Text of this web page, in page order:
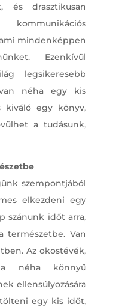
és drasztikusan
mindenképpen
Ezenkívül
legsikeresebb
néha egy kis
kiváló egy könyv,
a tudásunk,
szempontjából
elkezdeni egy
szánunk időt arra,
Van
Az okostévék,
néha könnyű
ellensúlyozására
egy kis időt,